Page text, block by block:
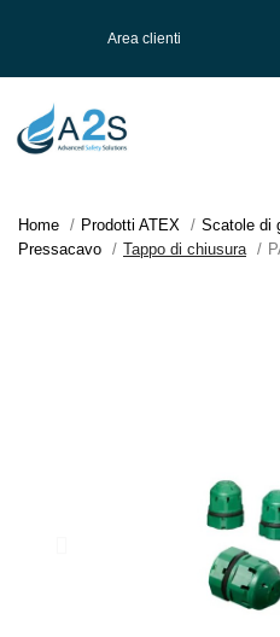
Area clienti
Home Prodotti ATEX
Scatole di
Pressacavo
Tappo di chiusura